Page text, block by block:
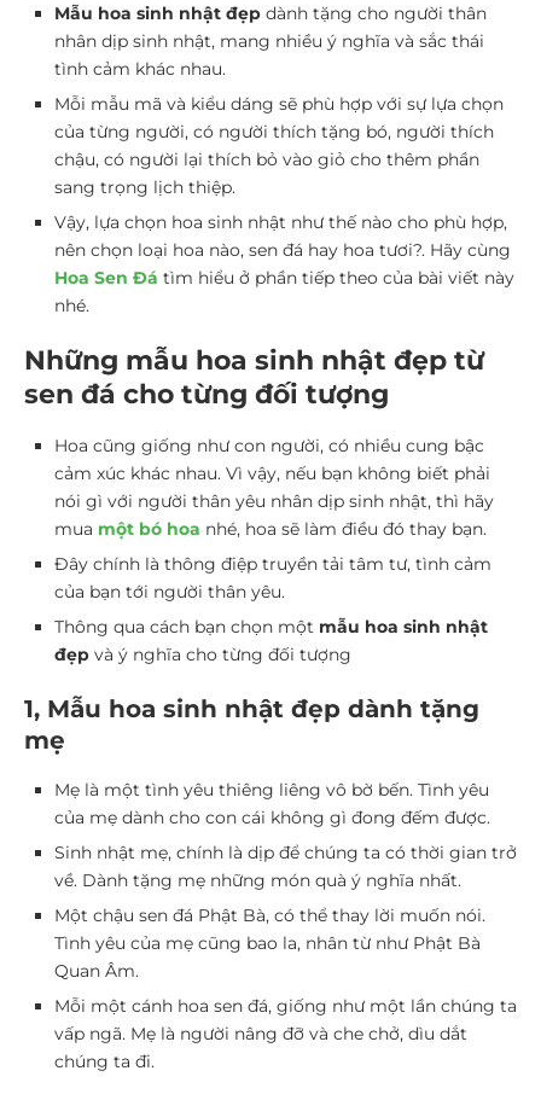
Mẫu hoa sinh nhật đẹp dành tặng cho người thân
nhân dịp sinh nhật, mang nhiều ý nghĩa và sắc thái
tình cảm khác nhau.
Mỗi mẫu mã và kiểu dáng sẽ phù hợp với sự lựa chọn
của từng người, có người thích tặng bó, người thích
chậu, có người lại thích bỏ vào giỏ cho thêm phần
sang trọng lịch thiệp.
Vậy, lựa chọn hoa sinh nhật như thế nào cho phù hợp,
nên chọn loại hoa nào, sen đá hay hoa tươi?. Hãy cùng
Hoa Sen Đá tìm hiểu ở phần tiếp theo của bài viết này
nhé.
Những mẫu hoa sinh nhật đẹp từ
sen đá cho từng đối tượng
Hoa cũng giống như con người, có nhiều cung bậc
cảm xúc khác nhau. Vì vậy, nếu bạn không biết phải
nói gì với người thân yêu nhân dịp sinh nhật, thì hãy
mua một bó hoa nhé, hoa sẽ làm điều đó thay bạn.
Đây chính là thông điệp truyền tải tâm tư, tình cảm
của bạn tới người thân yêu.
Thông qua cách bạn chọn một mẫu hoa sinh nhật
đẹp và ý nghĩa cho từng đối tượng
1, Mẫu hoa sinh nhật đẹp dành tặng
mẹ
Mẹ là một tình yêu thiêng liêng vô bờ bến. Tình yêu
của mẹ dành cho con cái không gì đong đếm được.
Sinh nhật mẹ, chính là dịp để chúng ta có thời gian trở
về. Dành tặng mẹ những món quà ý nghĩa nhất.
Một chậu sen đá Phật Bà, có thể thay lời muốn nói.
Tình yêu của mẹ cũng bao la, nhân từ như Phật Bà
Quan Âm.
Mỗi một cánh hoa sen đá, giống như một lần chúng ta
vấp ngã. Mẹ là người nâng đỡ và che chở, dìu dắt
chúng ta đi.